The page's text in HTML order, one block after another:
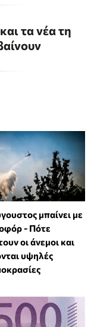
τα νέα τη
μπαίνει με
- Πότε
οι άνεμοι και
υψηλές